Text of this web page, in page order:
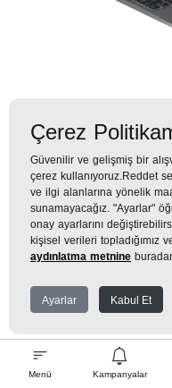
Menü Kampanyalar
LENOVO LOQ/
13650HX/
SSD/RTX 5070
FHD/W11/
9.444 TLx 9 Taksit =84.999
EK GARANTİ
Çerez
Güvenilir ve gelişmiş bir
çerez kullanıyoruz.Reddet
ve ilgi alanlarına yönelik
sunamayacağız. "Ayarlar"
onay ayarlarını
kişisel verileri topladığımız
aydınlatma metnine
Ayarlar Kabul Et